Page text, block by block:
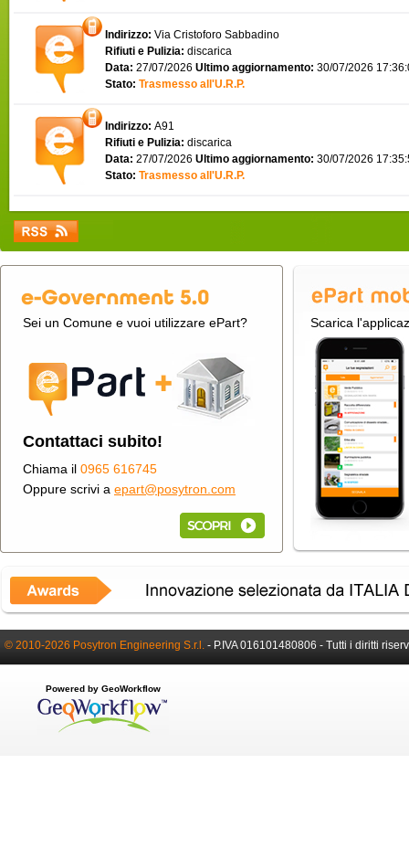
Indirizzo: Via Cristoforo Sabbadino
Rifiuti e Pulizia: discarica
Data: 27/07/2026 Ultimo aggiornamento: 30/07/2026
Stato: Trasmesso all'U.R.P.
Indirizzo: A91
Rifiuti e Pulizia: discarica
Data: 27/07/2026 Ultimo aggiornamento: 30/07/2026
Stato: Trasmesso all'U.R.P.
Sei un Comune e vuoi utilizzare ePart?
Contattaci subito!
Chiama il 0965 616745
Oppure scrivi a epart@posytron.com
Scarica
© 2010-2026 Posytron Engineering S.r.l. - P.IVA 016101480806 - Tutti i diritti
Powered by GeoWorkflow